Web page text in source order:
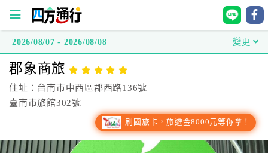
方
通
行
2026/08/07 - 2026/08/08 變更
郡象商旅
住址：台南市中西區郡西路136號
臺南市旅館302號｜
刷國旅卡，旅遊金8000元等你拿！